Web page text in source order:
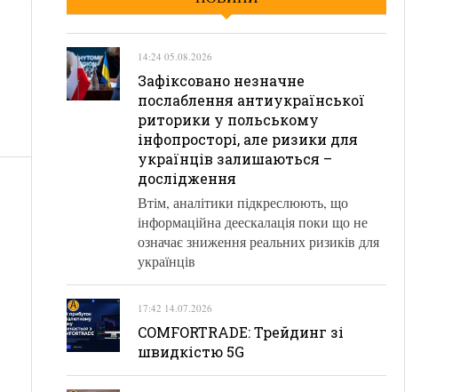
14:24 05.08.2026
Зафіксовано незначне
послаблення антиукраїнської
риторики у польському
інфопросторі, але ризики для
українців залишаються –
дослідження
Втім, аналітики підкреслюють, що
інформаційна деескалація поки що не
означає зниження реальних ризиків для
українців
17:42 14.07.2026
COMFORTRADE: Трейдинг зі
швидкістю 5G